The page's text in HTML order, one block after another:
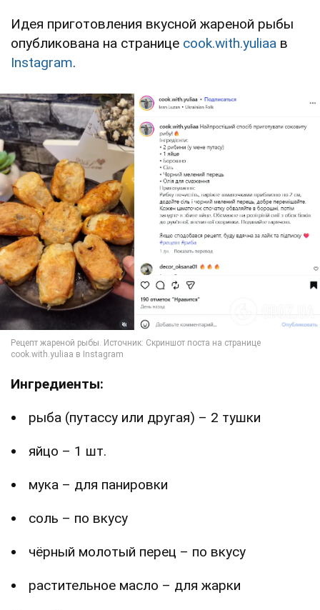
Идея приготовления вкусной жареной рыбы
опубликована на странице cook.with.yuliaa в
Instagram.
Ингредиенты:
рыба (путассу или другая) – 2 тушки
яйцо – 1 шт.
мука – для панировки
соль – по вкусу
чёрный молотый перец – по вкусу
растительное масло – для жарки